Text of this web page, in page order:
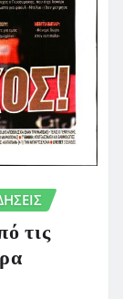
τις